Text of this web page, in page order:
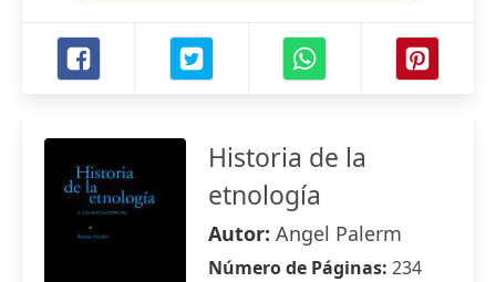
Historia de la
etnología
Autor: Angel Palerm
Número de Páginas: 234